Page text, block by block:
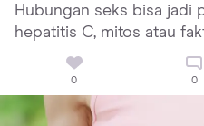
Hubungan seks bisa jadi
hepatitis C, mitos atau
0 0